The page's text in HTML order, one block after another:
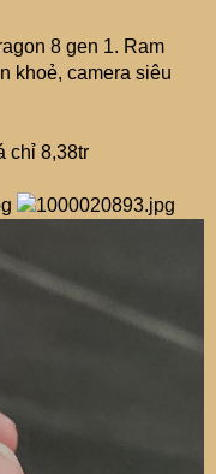
8 gen 1. Ram
khoẻ, camera siêu
chỉ 8,38tr